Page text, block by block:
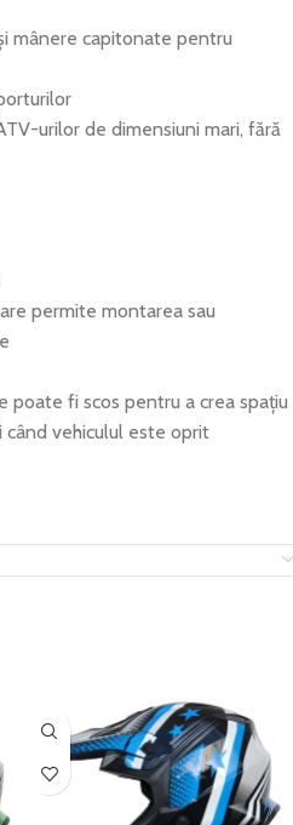
mânere capitonate pentru
urilor de dimensiuni mari, fără
permite montarea sau
fi scos pentru a crea spațiu
vehiculul este oprit